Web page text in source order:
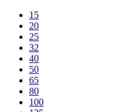
15
20
25
32
40
50
65
80
100